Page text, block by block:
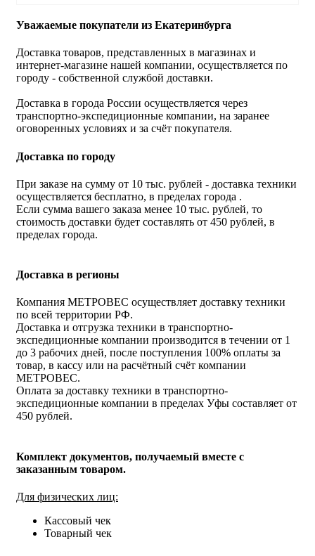
Уважаемые покупатели из Екатеринбурга
Доставка товаров, представленных в магазинах и
интернет-магазине нашей компании, осуществляется по
городу - собственной службой доставки.
Доставка в города России осуществляется через
транспортно-экспедиционные компании, на заранее
оговоренных условиях и за счёт покупателя.
Доставка по городу
При заказе на сумму от 10 тыс. рублей - доставка техники
осуществляется бесплатно, в пределах города .
Если сумма вашего заказа менее 10 тыс. рублей, то
стоимость доставки будет составлять от 450 рублей, в
пределах города.
Доставка в регионы
Компания МЕТРОВЕС осуществляет доставку техники
по всей территории РФ.
Доставка и отгрузка техники в транспортно-
экспедиционные компании производится в течении от 1
до 3 рабочих дней, после поступления 100% оплаты за
товар, в кассу или на расчётный счёт компании
МЕТРОВЕС.
Оплата за доставку техники в транспортно-
экспедиционные компании в пределах Уфы составляет от
450 рублей.
Комплект документов, получаемый вместе с
заказанным товаром.
Для физических лиц:
Кассовый чек
Товарный чек